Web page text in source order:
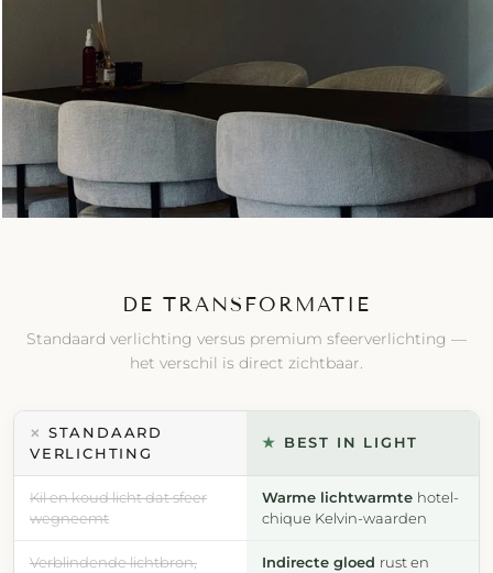
DE TRANSFORMATIE
Standaard verlichting versus premium sfeerverlichting —
het verschil is direct zichtbaar.
✕
STANDAARD
VERLICHTING
★ BEST IN LIGHT
Kil en koud licht dat sfeer
wegneemt
Warme lichtwarmte hotel-
chique Kelvin-waarden
Verblindende lichtbron,
Indirecte gloed rust en